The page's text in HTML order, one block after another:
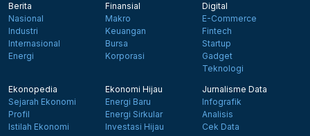
Berita
Nasional
Industri
Internasional
Energi
Finansial
Makro
Keuangan
Bursa
Korporasi
Digital
E-Commerce
Fintech
Startup
Gadget
Teknologi
Ekonopedia
Sejarah Ekonomi
Profil
Istilah Ekonomi
Ekonomi Hijau
Energi Baru
Energi Sirkular
Investasi Hijau
Jurnalisme Data
Infografik
Analisis
Cek Data